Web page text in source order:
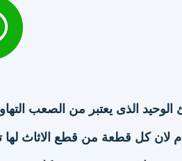
الوحيد الذى يعتبر من الصعب
لان كل قطعة من قطع الاثاث لها